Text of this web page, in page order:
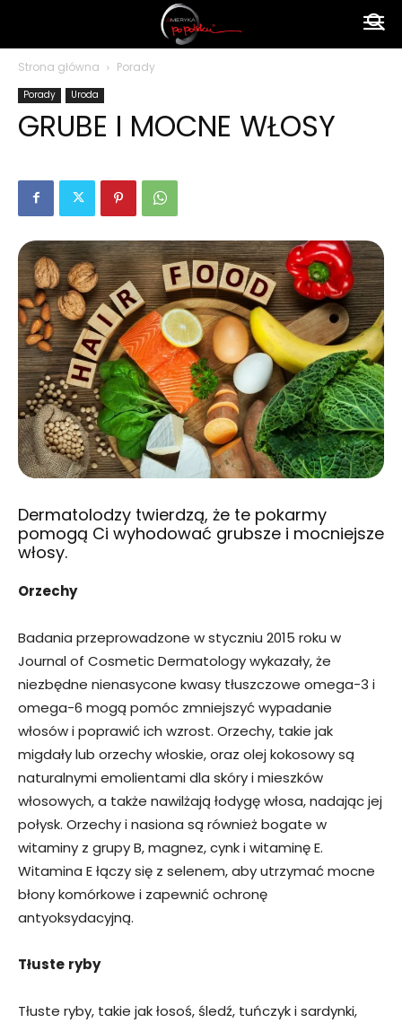
polsku
Strona główna Porady
Porady Uroda
GRUBE I MOCNE WŁOSY
Dermatolodzy twierdzą, że te pokarmy
pomogą Ci wyhodować grubsze i mocniejsze
włosy.
Orzechy
Badania przeprowadzone w styczniu 2015 roku w
Journal of Cosmetic Dermatology wykazały, że
niezbędne nienasycone kwasy tłuszczowe omega-3 i
omega-6 mogą pomóc zmniejszyć wypadanie
włosów i poprawić ich wzrost. Orzechy, takie jak
migdały lub orzechy włoskie, oraz olej kokosowy są
naturalnymi emolientami dla skóry i mieszków
włosowych, a także nawilżają łodygę włosa, nadając jej
połysk. Orzechy i nasiona są również bogate w
witaminy z grupy B, magnez, cynk i witaminę E.
Witamina E łączy się z selenem, aby utrzymać mocne
błony komórkowe i zapewnić ochronę
antyoksydacyjną.
Tłuste ryby
Tłuste ryby, takie jak łosoś, śledź, tuńczyk i sardynki,